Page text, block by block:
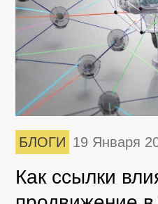
БЛОГИ 19 Января
Как ссылки